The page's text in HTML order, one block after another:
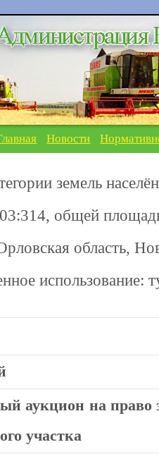
Новости
земель
общей
область,
использование:
аукцион на право
участка